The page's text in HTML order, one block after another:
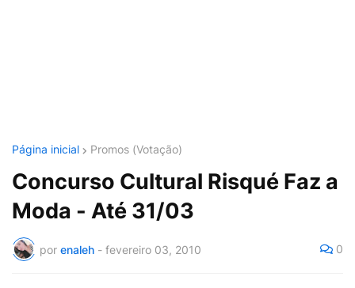
Página inicial Promos (Votação)
Concurso Cultural Risqué Faz a
Moda - Até 31/03
por enaleh - fevereiro 03, 2010 0